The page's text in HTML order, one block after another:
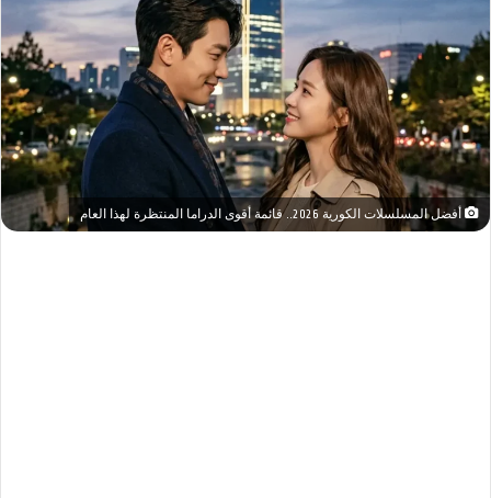
أفضل المسلسلات الكورية 2026.. قائمة أقوى الدراما المنتظرة لهذا العام